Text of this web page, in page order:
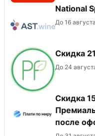
National
До 16
Скидка
До 24
Скидка
после